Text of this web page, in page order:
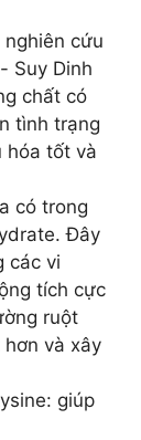
cứu
Suy Dinh
chất có
tình trạng
hóa tốt và
có trong
Đây
các vi
tích cực
ruột
và xây
giúp